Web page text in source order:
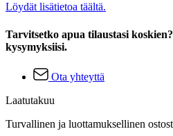
Löydät lisätietoa täältä.
Tarvitsetko apua tilaustasi
kysymyksiisi.
Ota yhteyttä
Laatutakuu
Turvallinen ja luottamuksellinen